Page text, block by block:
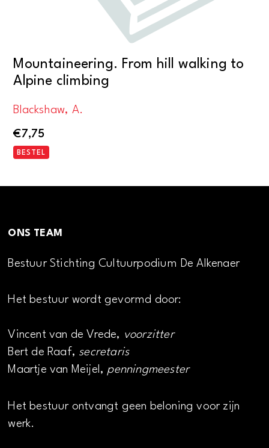
Mountaineering. From hill walking to
Alpine climbing
Blackshaw, A.
€7,75
BESTEL
ONS TEAM
Bestuur Stichting Cultuurpodium De Alkenaer
Het bestuur wordt gevormd door:
Vincent van de Vrede, voorzitter
Bert de Raaf, secretaris
Maartje van Meijel, penningmeester
Het bestuur ontvangt geen beloning voor zijn
werk.